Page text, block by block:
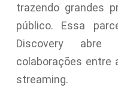
trazendo grandes
público. Essa
Discovery abre
colaborações entre
streaming.